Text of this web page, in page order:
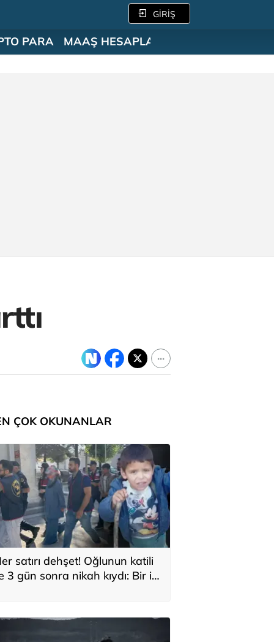
GİRİŞ
PARA MAAŞ HESAPLAMA
ÇOK OKUNANLAR
satırı dehşet! Oğlunun katili
3 gün sonra nikah kıydı: Bir iki